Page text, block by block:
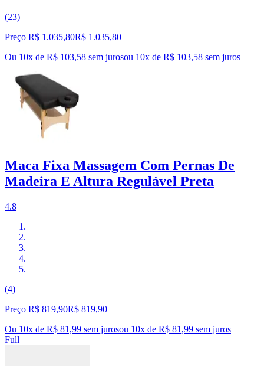
(23)
Preço R$ 1.035,80R$ 1.035,80
Ou 10x de R$ 103,58 sem jurosou 10x de R$ 103,58 sem juros
Maca Fixa Massagem Com Pernas De
Madeira E Altura Regulável Preta
4.8
(4)
Preço R$ 819,90R$ 819,90
Ou 10x de R$ 81,99 sem jurosou 10x de R$ 81,99 sem juros
Full